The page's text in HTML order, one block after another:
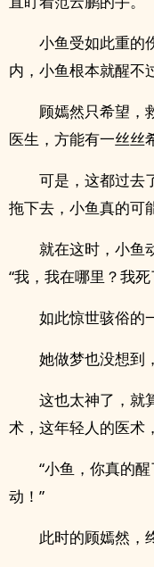
小鱼受如此重的
内，小鱼根本就醒不
顾嫣然只希望，
医生，方能有一丝丝
可是，这都过去
拖下去，小鱼真的可
就在这时，小鱼
“我，我在哪里？我死
如此惊世骇俗的
她做梦也没想到
这也太神了，就
术，这年轻人的医术
“小鱼，你真的
动！”
此时的顾嫣然，